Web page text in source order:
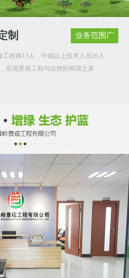
制 业务范围广
程师13人，中级以上技术人员26人
呈现景观工程与自然的和谐之美